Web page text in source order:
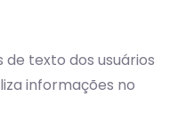
texto dos usuários
informações no